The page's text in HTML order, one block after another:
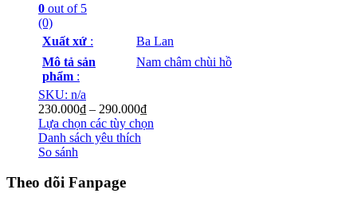
0 out of 5
(0)
Xuất xứ :
Ba Lan
Mô tả sản
phẩm :
Nam châm chùi hồ
SKU: n/a
230.000₫ – 290.000₫
Lựa chọn các tùy chọn
Danh sách yêu thích
So sánh
Theo dõi Fanpage